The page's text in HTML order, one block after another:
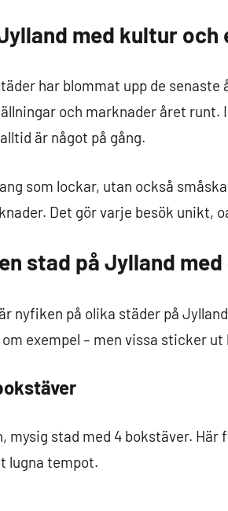
med kultur och
har blommat upp de senaste
och marknader året runt.
är något på gång.
som lockar, utan också
Det gör varje besök unikt,
stad på Jylland
nyfiken på olika städer på
exempel – men vissa sticker
mysig stad med 4 bokstäver.
lugna tempot.